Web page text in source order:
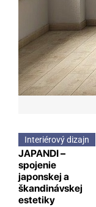
Interiérový dizajn
JAPANDI –
spojenie
japonskej a
škandinávskej
estetiky